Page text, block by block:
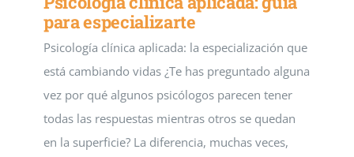
para especializarte
Psicología clínica aplicada: la especialización que
está cambiando vidas ¿Te has preguntado alguna
vez por qué algunos psicólogos parecen tener
todas las respuestas mientras otros se quedan
en la superficie? La diferencia, muchas veces,